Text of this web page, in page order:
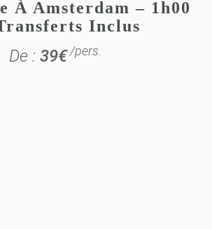
À Amsterdam – 1h00
Inclus
De :39€/pers.